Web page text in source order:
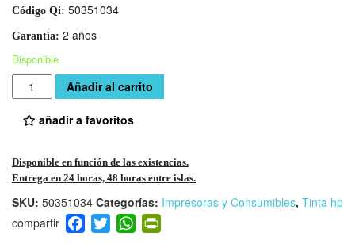
Código Qi: 50351034
Garantía: 2 años
Disponible
Cantidad Añadir al carrito
añadir a favoritos
Disponible en función de las existencias.
Entrega en 24 horas, 48 horas entre islas.
SKU: 50351034 Categorías: Impresoras y Consumibles, Tinta hp
F T W